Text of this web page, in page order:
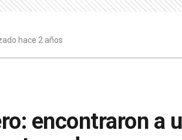
hace 2 años
encontraron a